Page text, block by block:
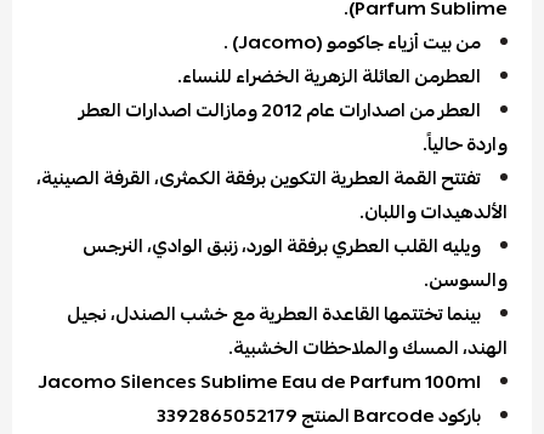
Parfum Sublime).
من بيت أزياء جاكومو (Jacomo) .
العطرمن العائلة الزهرية الخضراء للنساء.
العطر من اصدارات عام 2012 ومازالت اصدارات العطر
واردة حالياً.
تفتتح القمة العطرية التكوين برفقة الكمثرى، القرفة الصينية،
الألدهيدات واللبان.
ويليه القلب العطري برفقة الورد، زنبق الوادي، النرجس
والسوسن.
بينما تختتمها القاعدة العطرية مع خشب الصندل، نجيل
الهند، المسك والملاحظات الخشبية.
Jacomo Silences Sublime Eau de Parfum 100ml
باركود Barcode المنتج 3392865052179